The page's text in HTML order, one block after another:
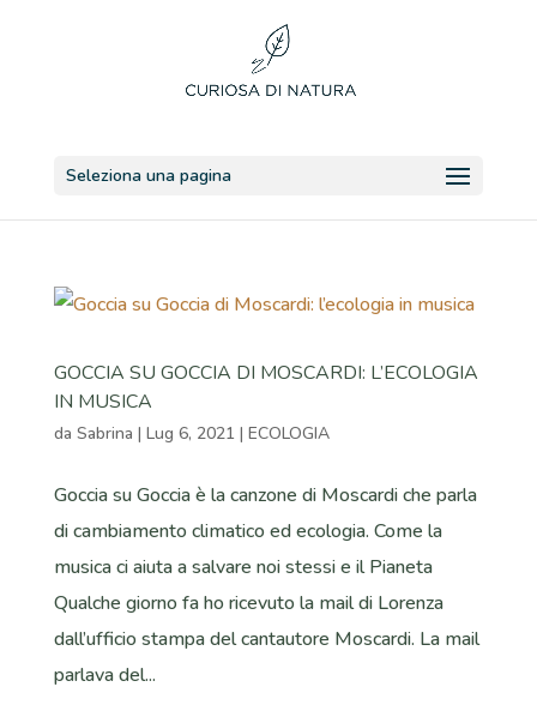
Seleziona una pagina
GOCCIA SU GOCCIA DI MOSCARDI: L’ECOLOGIA
IN MUSICA
da Sabrina | Lug 6, 2021 | ECOLOGIA
Goccia su Goccia è la canzone di Moscardi che parla
di cambiamento climatico ed ecologia. Come la
musica ci aiuta a salvare noi stessi e il Pianeta
Qualche giorno fa ho ricevuto la mail di Lorenza
dall’ufficio stampa del cantautore Moscardi. La mail
parlava del...